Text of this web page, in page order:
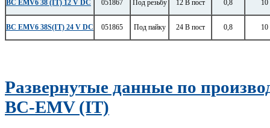
BC EMV6 38 (IT) 12 V DC 051867 Под резьбу 12 B пост 0,8
BC EMV6 38S(IT) 24 V DC 051865 Под пайку 24 В пост 0,8
Развернутые данные по
BC-EMV (IT)